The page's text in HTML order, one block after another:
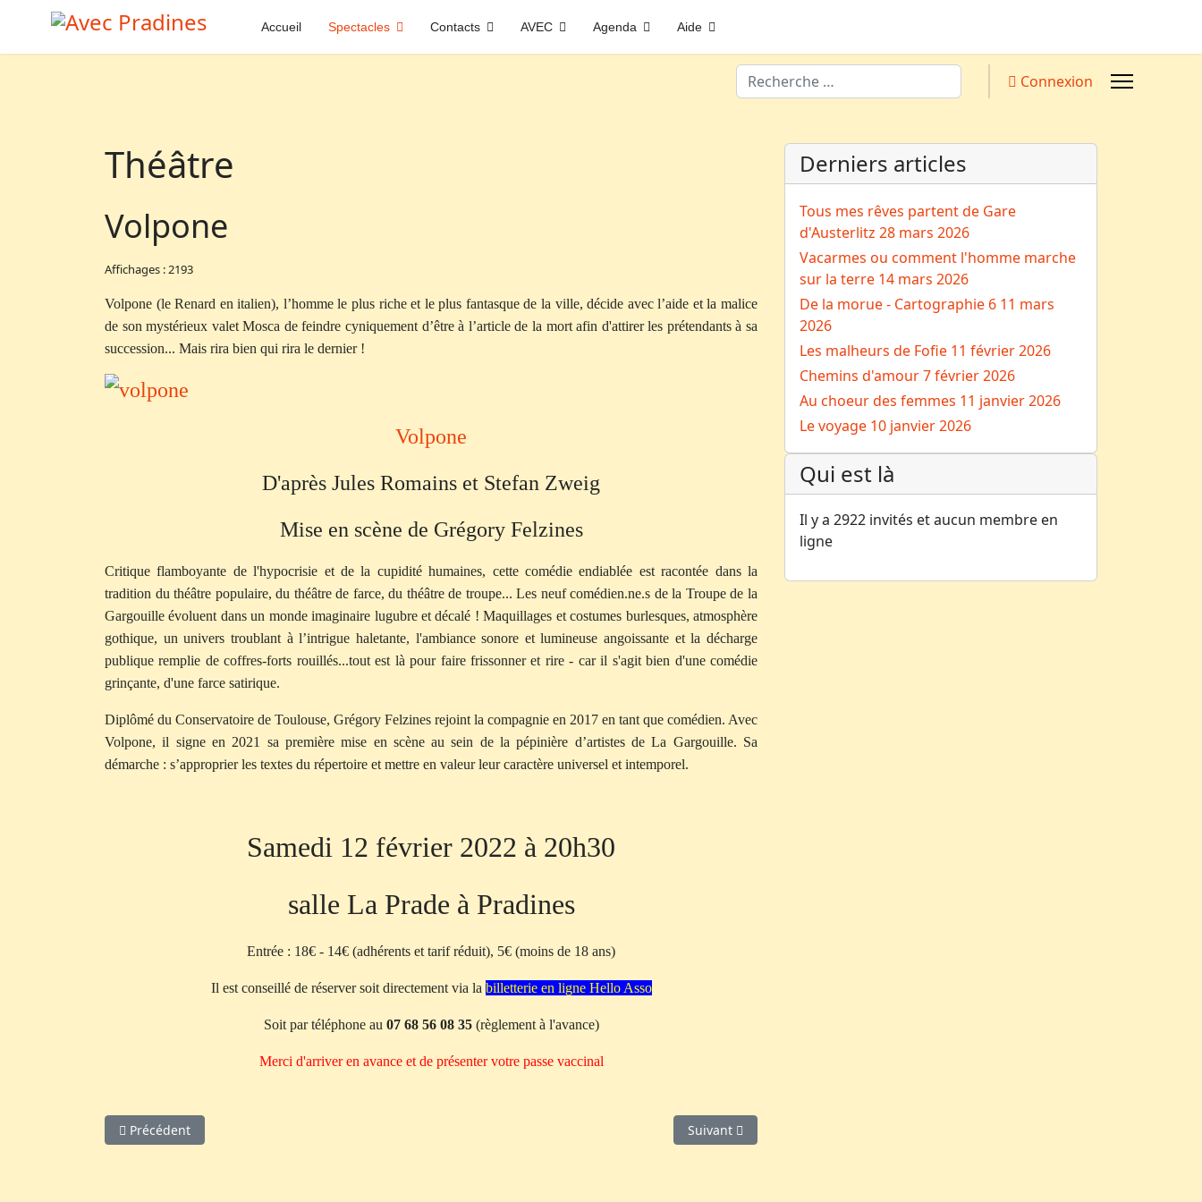
Accueil Spectacles Contacts AVEC Agenda Aide
Valider Connexion
Théâtre
Volpone
Affichages : 2193
Volpone (le Renard en italien), l’homme le plus riche et le plus fantasque de la ville, décide avec l’aide et la malice
de son mystérieux valet Mosca de feindre cyniquement d’être à l’article de la mort afin d'attirer les prétendants à sa
succession... Mais rira bien qui rira le dernier !
Volpone
D'après Jules Romains et Stefan Zweig
Mise en scène de Grégory Felzines
Critique flamboyante de l'hypocrisie et de la cupidité humaines, cette comédie endiablée est racontée dans la
tradition du théâtre populaire, du théâtre de farce, du théâtre de troupe... Les neuf comédien.ne.s de la Troupe de la
Gargouille évoluent dans un monde imaginaire lugubre et décalé ! Maquillages et costumes burlesques, atmosphère
gothique, un univers troublant à l’intrigue haletante, l'ambiance sonore et lumineuse angoissante et la décharge
publique remplie de coffres-forts rouillés...tout est là pour faire frissonner et rire - car il s'agit bien d'une comédie
grinçante, d'une farce satirique.
Diplômé du Conservatoire de Toulouse, Grégory Felzines rejoint la compagnie en 2017 en tant que comédien. Avec
Volpone, il signe en 2021 sa première mise en scène au sein de la pépinière d’artistes de La Gargouille. Sa
démarche : s’approprier les textes du répertoire et mettre en valeur leur caractère universel et intemporel.
Samedi 12 février 2022 à 20h30
salle La Prade à Pradines
Entrée : 18€ - 14€ (adhérents et tarif réduit), 5€ (moins de 18 ans)
Il est conseillé de réserver soit directement via la billetterie en ligne Hello Asso
Soit par téléphone au 07 68 56 08 35(règlement à l'avance)
Merci d'arriver en avance et de présenter votre passe vaccinal
Article précédent : Diagnostique réservé
Précédent Article suivant : Deux spectacles du Théatre du Travers
Suivant
Derniers articles
Tous mes rêves partent de Gare
d'Austerlitz 28 mars 2026
Vacarmes ou comment l'homme marche
sur la terre 14 mars 2026
De la morue - Cartographie 6 11 mars
2026
Les malheurs de Fofie 11 février 2026
Chemins d'amour7 février 2026
Au choeur des femmes 11 janvier 2026
Le voyage 10 janvier 2026
Qui est là
Il y a 2922 invités et aucun membre en
ligne